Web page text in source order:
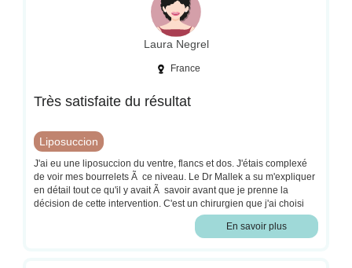
Laura Negrel
France
Très satisfaite du résultat
Liposuccion
J'ai eu une liposuccion du ventre, flancs et dos. J'étais complexé
de voir mes bourrelets Ã ce niveau. Le Dr Mallek a su m'expliquer
en détail tout ce qu'il y avait Ã savoir avant que je prenne la
décision de cette intervention. C'est un chirurgien que j'ai choisi
grâce aux avis Google et je ne le regrette pas, je le recommande !
L'hospitalisation en ambulatoire s'est très bien passée, l'équipe
En savoir plus